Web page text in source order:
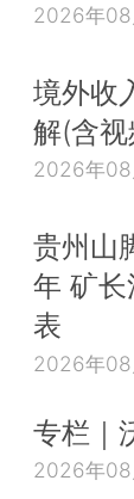
2026年08
境外收
解(含视
2026年08
贵州山
年 矿
表
2026年08
专栏｜
2026年08